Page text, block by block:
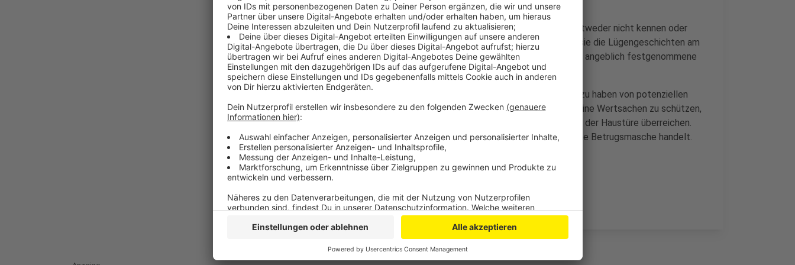
Leider gibt es immer noch Menschen, die die Betrugsmaschen entweder nicht kennen oder
von den Anrufern derart an der Nase herumgeführt werden, dass sie die Lügengeschichten am
Ende doch glauben. Es geht in den aktuellen Fällen mal wieder um angeblich festgenommene
Einbrecher.
Die Betrüger behaupten dabei am Telefon, eine Liste mit Namen zu haben von potenziellen
Einbruchsopfern. Auch der Angerufene stehe auf der Liste. Um seine Wertsachen zu schützen,
solle er Geld und Schmuck einem vermeintlichen Polizei-Boten an der Haustüre überreichen.
Die echte Polizei weist noch einmal daraufhin, dass es sich um eine Betrugsmasche handelt.
Wer drauf reinfällt, sieht seine Sachen wahrscheinlich nie wieder.
Anzeige